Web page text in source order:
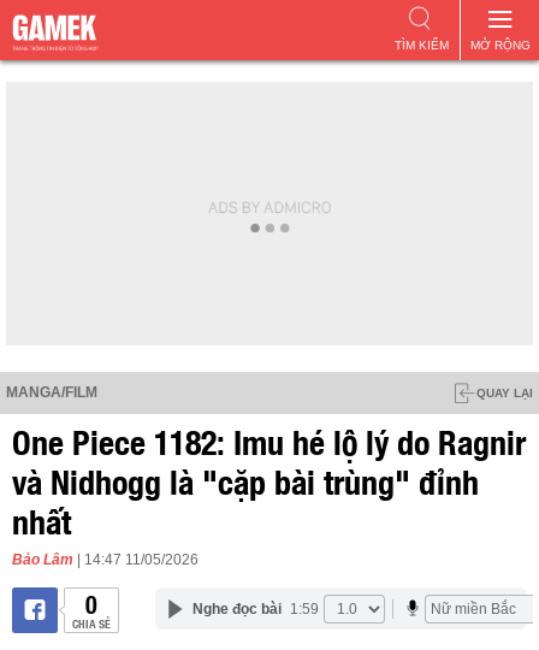
MỞ RỘNG
TÌM KIẾM
MANGA/FILM QUAY LẠI
One Piece 1182: Imu hé lộ lý do Ragnir
và Nidhogg là "cặp bài trùng" đỉnh
nhất
Bảo Lâm | 14:47 11/05/2026
0
CHIA SẺ
Nghe đọc bài 1:59